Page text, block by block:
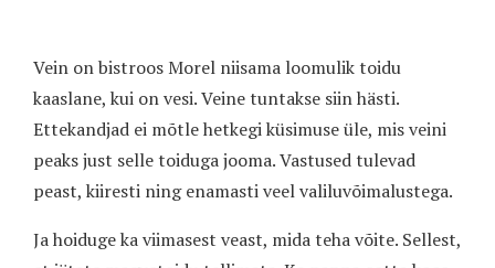
Vein on bistroos Morel niisama loomulik toidu
kaaslane, kui on vesi. Veine tuntakse siin hästi.
Ettekandjad ei mõtle hetkegi küsimuse üle, mis veini
peaks just selle toiduga jooma. Vastused tulevad
peast, kiiresti ning enamasti veel valiluvõimalustega.
Ja hoiduge ka viimasest veast, mida teha võite. Sellest,